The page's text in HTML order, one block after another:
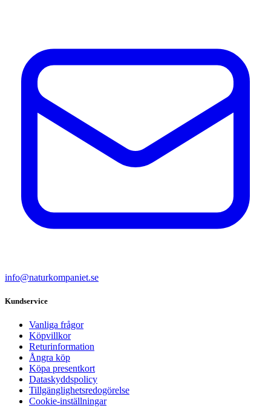
info@naturkompaniet.se
Kundservice
Vanliga frågor
Köpvillkor
Returinformation
Ångra köp
Köpa presentkort
Dataskyddspolicy
Tillgänglighetsredogörelse
Cookie-inställningar